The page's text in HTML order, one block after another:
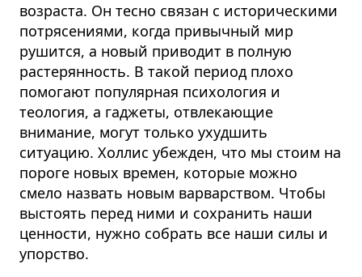
возраста. Он тесно связан с историческими
потрясениями, когда привычный мир
рушится, а новый приводит в полную
растерянность. В такой период плохо
помогают популярная психология и
теология, а гаджеты, отвлекающие
внимание, могут только ухудшить
ситуацию. Холлис убежден, что мы стоим на
пороге новых времен, которые можно
смело назвать новым варварством. Чтобы
выстоять перед ними и сохранить наши
ценности, нужно собрать все наши силы и
упорство.